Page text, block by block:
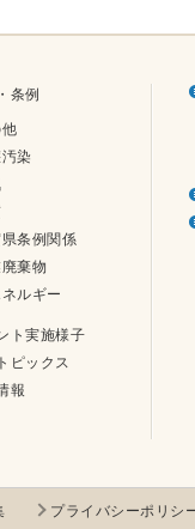
条例
染
条例関係
棄物
ルギー
ト実施様子
ピックス
報
プライバシーポリシ